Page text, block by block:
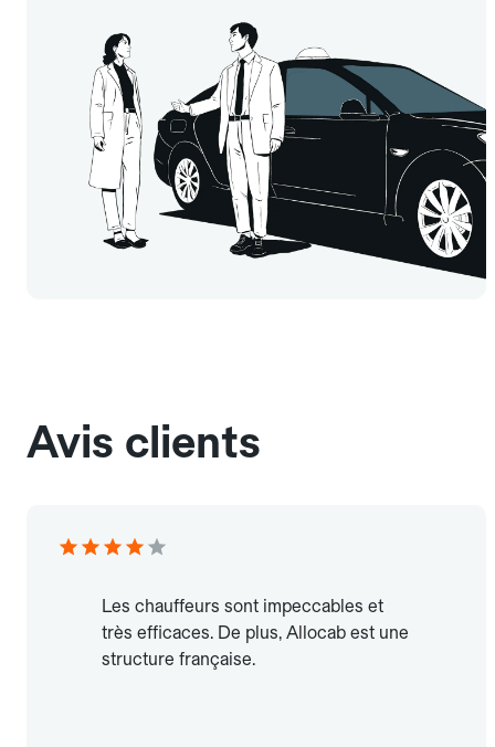
Avis clients
Les chauffeurs sont impeccables et
très efficaces. De plus, Allocab est une
structure française.